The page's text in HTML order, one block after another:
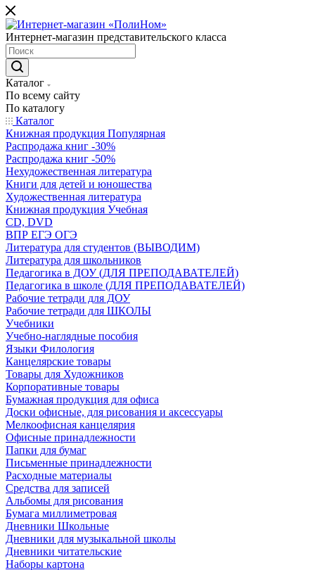
Интернет-магазин представительского класса
Каталог
По всему сайту
По каталогу
Каталог
Книжная продукция Популярная
Распродажа книг -30%
Распродажа книг -50%
Нехудожественная литература
Книги для детей и юношества
Художественная литература
Книжная продукция Учебная
CD, DVD
ВПР ЕГЭ ОГЭ
Литература для студентов (ВЫВОДИМ)
Литература для школьников
Педагогика в ДОУ (ДЛЯ ПРЕПОДАВАТЕЛЕЙ)
Педагогика в школе (ДЛЯ ПРЕПОДАВАТЕЛЕЙ)
Рабочие тетради для ДОУ
Рабочие тетради для ШКОЛЫ
Учебники
Учебно-наглядные пособия
Языки Филология
Канцелярские товары
Товары для Художников
Корпоративные товары
Бумажная продукция для офиса
Доски офисные, для рисования и аксессуары
Мелкоофисная канцелярия
Офисные принадлежности
Папки для бумаг
Письменные принадлежности
Расходные материалы
Средства для записей
Альбомы для рисования
Бумага миллиметровая
Дневники Школьные
Дневники для музыкальной школы
Дневники читательские
Наборы картона